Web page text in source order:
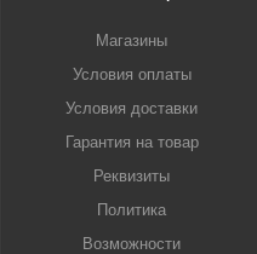
Магазины
Условия оплаты
Условия доставки
Гарантия на товар
Реквизиты
Политика
Возможности